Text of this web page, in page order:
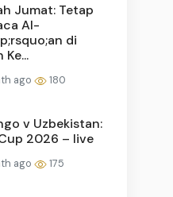
Jumat: Tetap
Al-
di
Ke...
ago 180
v Uzbekistan:
2026 – live
ago 175